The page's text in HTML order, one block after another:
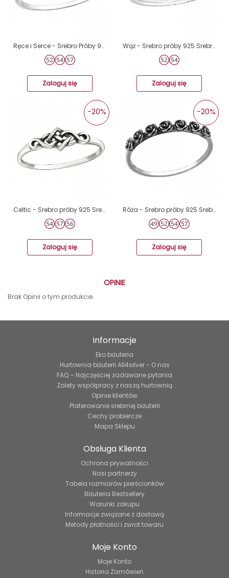
Ręce i Serce - Srebro Próby 925 Srebrne Pierścionki A4S48646
Zaloguj się
Wąż - Srebro próby 925 Srebrne pierścionki A4S42459
Zaloguj się
Celtic - Srebro próby 925 Srebrne pierścionki A4S32295
-20%
Zaloguj się
Róża - Srebro próby 925 Srebrne pierścionki A4S49810
-20%
Zaloguj się
OPINIE
Brak Opinii o tym produkcie.
Informacje
Eko biżuteria
Hurtownia biżuterii All4silver - O nas
FAQ – Najczęściej zadawane pytania
Zalety współpracy z naszą hurtownią
Opinie klientów
Platerowanie srebrnej biżuterii
Cechy probiercze
Mapa Sklepu
Obsługa Klienta
Ochrona prywatności
Nasi partnerzy
Tabela rozmiarów pierścionków
Biżuteria Bestsellery
Warunki zakupu
Informacje związane z dostawą
Metody płatności i zwrot towaru
Moje Konto
Moje Konto
Historia Zamówień